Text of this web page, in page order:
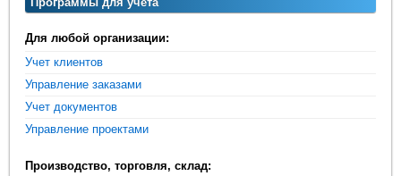
Для любой организации:
Учет клиентов
Управление заказами
Учет документов
Управление проектами
Производство, торговля, склад: